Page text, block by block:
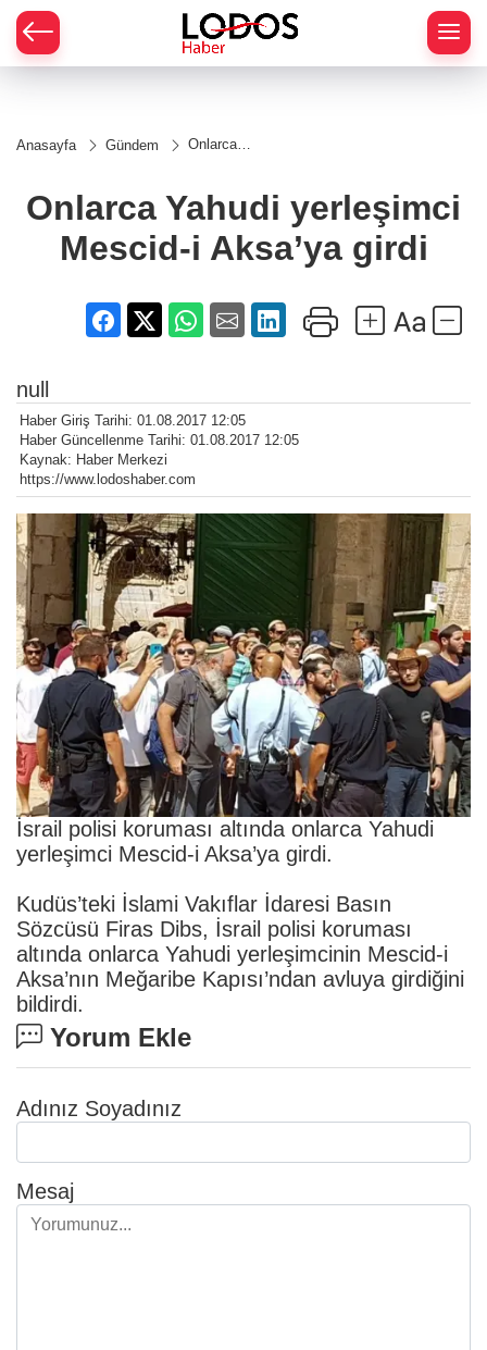
Anasayfa Gündem
Onlarca
Mescid-i
Aksa’ya
Onlarca Yahudi yerleşimci
Mescid-i Aksa’ya girdi
null
Haber Giriş Tarihi: 01.08.2017 12:05
Haber Güncellenme Tarihi: 01.08.2017 12:05
Kaynak: Haber Merkezi
https://www.lodoshaber.com
İsrail polisi koruması altında onlarca Yahudi
yerleşimci Mescid-i Aksa’ya girdi.
Kudüs’teki İslami Vakıflar İdaresi Basın
Sözcüsü Firas Dibs, İsrail polisi koruması
altında onlarca Yahudi yerleşimcinin Mescid-i
Aksa’nın Meğaribe Kapısı’ndan avluya girdiğini
bildirdi.
Yorum Ekle
Adınız Soyadınız
Mesaj